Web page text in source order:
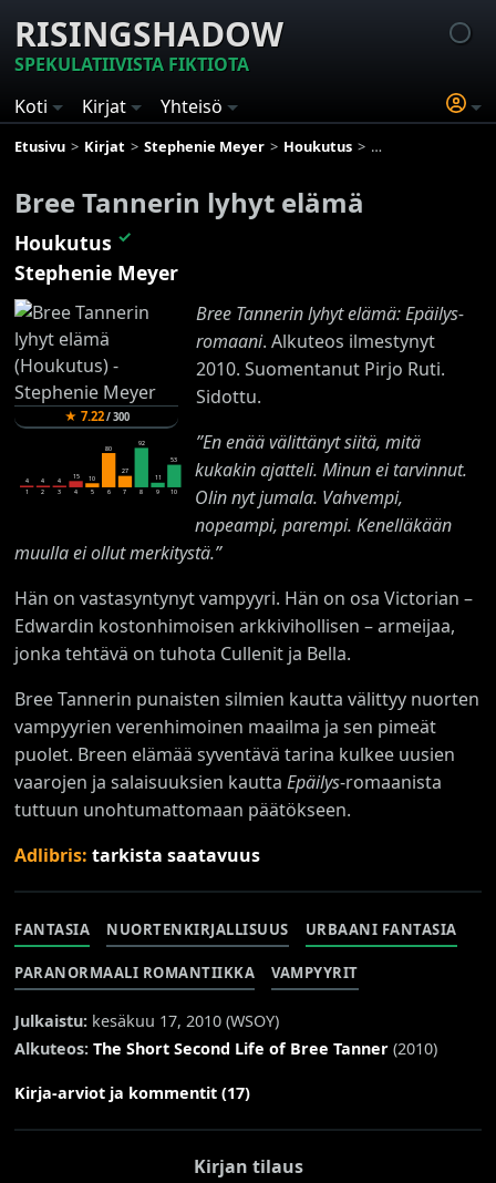
RISINGSHADOW
SPEKULATIIVISTA FIKTIOTA
Koti
Kirjat Yhteisö
Etusivu Kirjat Stephenie Meyer Houkutus Bree Tannerin
Bree Tannerin lyhyt elämä
Houkutus ✓
Stephenie Meyer
★ 7.22/300
4
1
4
2
4
3
15
4
10
5
80
6
27
7
92
8
11
9
53
10
Bree Tannerin lyhyt elämä: Epäilys-
romaani. Alkuteos ilmestynyt
2010. Suomentanut Pirjo Ruti.
Sidottu.
”En enää välittänyt siitä, mitä
kukakin ajatteli. Minun ei tarvinnut.
Olin nyt jumala. Vahvempi,
nopeampi, parempi. Kenelläkään
muulla ei ollut merkitystä.”
Hän on vastasyntynyt vampyyri. Hän on osa Victorian –
Edwardin kostonhimoisen arkkivihollisen – armeijaa,
jonka tehtävä on tuhota Cullenit ja Bella.
Bree Tannerin punaisten silmien kautta välittyy nuorten
vampyyrien verenhimoinen maailma ja sen pimeät
puolet. Breen elämää syventävä tarina kulkee uusien
vaarojen ja salaisuuksien kauttaEpäilys-romaanista
tuttuun unohtumattomaan päätökseen.
Adlibris:tarkista saatavuus
FANTASIA NUORTENKIRJALLISUUS URBAANI FANTASIA
PARANORMAALI ROMANTIIKKA VAMPYYRIT
Julkaistu: kesäkuu 17, 2010 (WSOY)
Alkuteos: The Short Second Life of Bree Tanner (2010)
Kirja-arviot ja kommentit (17)
Kirjan tilaus